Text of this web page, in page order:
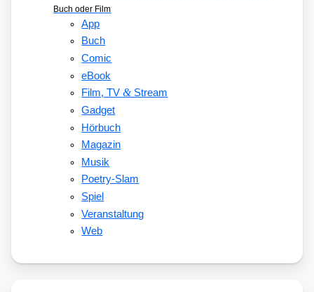
Buch oder Film
App
Buch
Comic
eBook
Film, TV&Stream
Gadget
Hörbuch
Magazin
Musik
Poetry-Slam
Spiel
Veranstaltung
Web